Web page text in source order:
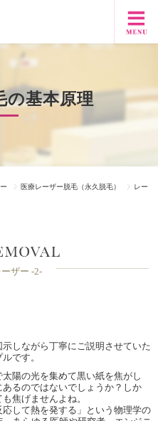
の基本原理
医療レーザー脱毛（永久脱毛）
レー
ザー -2-
しながら丁寧にご説明させていた
です。
陽の光を集めて黒い紙を焦がし
るのではないでしょうか？しか
焦げませんよね。
して熱を発する」という物理学の